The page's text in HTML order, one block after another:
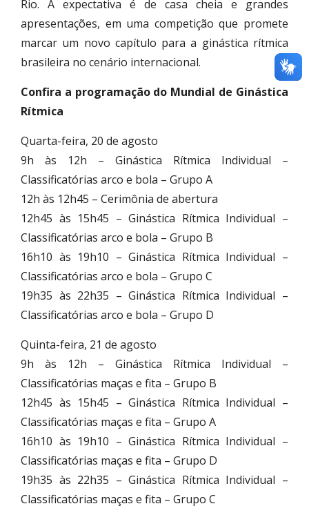
Rio. A expectativa é de casa cheia e grandes
apresentações, em uma competição que promete
marcar um novo capítulo para a ginástica rítmica
brasileira no cenário internacional.
Confira a programação do Mundial de Ginástica
Rítmica
Quarta-feira, 20 de agosto
9h às 12h – Ginástica Rítmica Individual –
Classificatórias arco e bola – Grupo A
12h às 12h45 – Cerimônia de abertura
12h45 às 15h45 – Ginástica Rítmica Individual –
Classificatórias arco e bola – Grupo B
16h10 às 19h10 – Ginástica Rítmica Individual –
Classificatórias arco e bola – Grupo C
19h35 às 22h35 – Ginástica Rítmica Individual –
Classificatórias arco e bola – Grupo D
Quinta-feira, 21 de agosto
9h às 12h – Ginástica Rítmica Individual –
Classificatórias maças e fita – Grupo B
12h45 às 15h45 – Ginástica Rítmica Individual –
Classificatórias maças e fita – Grupo A
16h10 às 19h10 – Ginástica Rítmica Individual –
Classificatórias maças e fita – Grupo D
19h35 às 22h35 – Ginástica Rítmica Individual –
Classificatórias maças e fita – Grupo C